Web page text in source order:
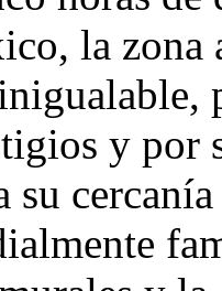
la zona
y por
su